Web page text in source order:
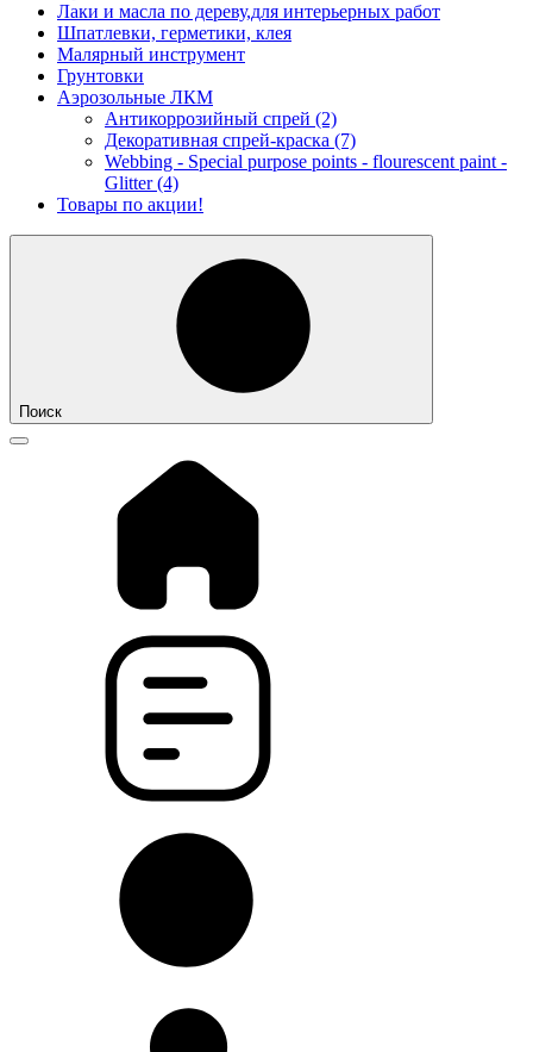
Лаки и масла по дереву,для интерьерных работ
Шпатлевки, герметики, клея
Малярный инструмент
Грунтовки
Аэрозольные ЛКМ
Антикоррозийный спрей (2)
Декоративная спрей-краска (7)
Webbing - Special purpose points - flourescent paint -
Glitter (4)
Товары по акции!
Поиск